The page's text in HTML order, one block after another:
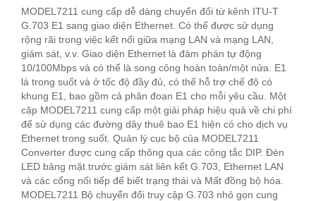
MODEL7211 cung cấp dễ dàng chuyển đổi từ kênh ITU-T
G.703 E1 sang giao diện Ethernet. Có thể được sử dụng
rộng rãi trong việc kết nối giữa mạng LAN và mạng LAN,
giám sát, v.v. Giao diện Ethernet là đàm phán tự động
10/100Mbps và có thể là song công hoàn toàn/một nửa. E1
là trong suốt và ở tốc độ đầy đủ, có thể hỗ trợ chế độ có
khung E1, bao gồm cả phân đoạn E1 cho mỗi yêu cầu. Một
cặp MODEL7211 cung cấp một giải pháp hiệu quả về chi phí
để sử dụng các đường dây thuê bao E1 hiện có cho dịch vụ
Ethernet trong suốt. Quản lý cục bộ của MODEL7211
Converter được cung cấp thông qua các công tắc DIP. Đèn
LED bảng mặt trước giám sát liên kết G.703, Ethernet LAN
và các cổng nối tiếp để biết trạng thái và Mất đồng bộ hóa.
MODEL7211 Bộ chuyển đổi truy cập G.703 nhỏ gọn cung